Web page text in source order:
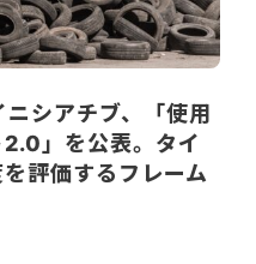
シアチブ、「使用
」を公表。タイ
評価するフレーム